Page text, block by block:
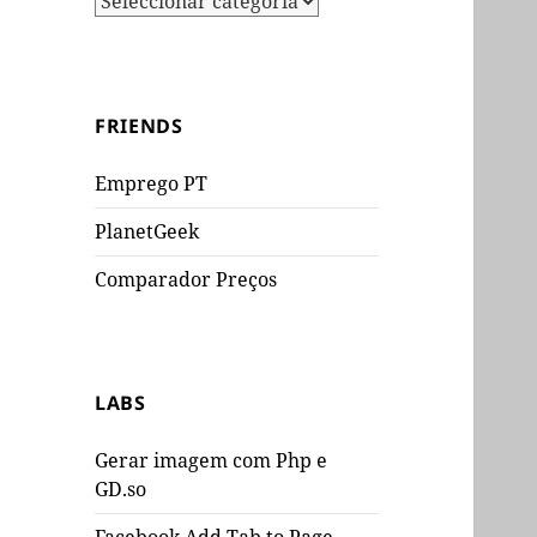
FRIENDS
Emprego PT
PlanetGeek
Comparador Preços
LABS
Gerar imagem com Php e
GD.so